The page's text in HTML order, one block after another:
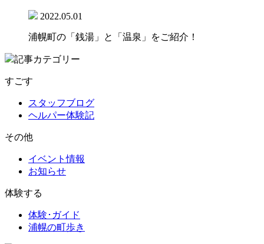
2022.05.01
浦幌町の「銭湯」と「温泉」をご紹介！
記事カテゴリー
すごす
スタッフブログ
ヘルパー体験記
その他
イベント情報
お知らせ
体験する
体験･ガイド
浦幌の町歩き